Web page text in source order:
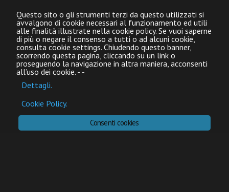
Questo sito o gli strumenti terzi da questo utilizzati si
avvalgono di cookie necessari al funzionamento ed utili
alle finalità illustrate nella cookie policy. Se vuoi saperne
di più o negare il consenso a tutti o ad alcuni cookie,
consulta cookie settings. Chiudendo questo banner,
scorrendo questa pagina, cliccando su un link o
proseguendo la navigazione in altra maniera, acconsenti
all’uso dei cookie. -
Dettagli.
-
Cookie Policy.
Consenti cookies